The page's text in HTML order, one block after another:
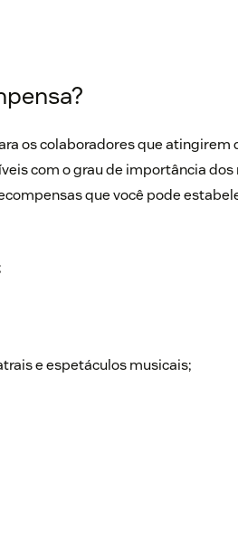
os colaboradores que
com o grau de importância
que você pode
e espetáculos musicais;